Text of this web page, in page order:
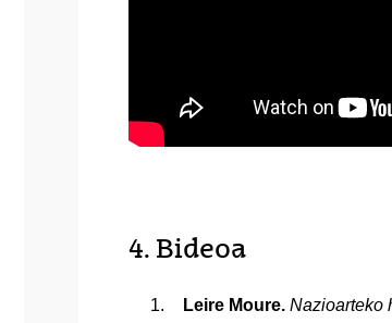
4. Bideoa
Leire Moure. Nazioarteko